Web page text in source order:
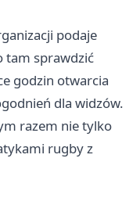
podaje
tam sprawdzić
godzin otwarcia
dla widzów.
razem nie tylko
rugby z